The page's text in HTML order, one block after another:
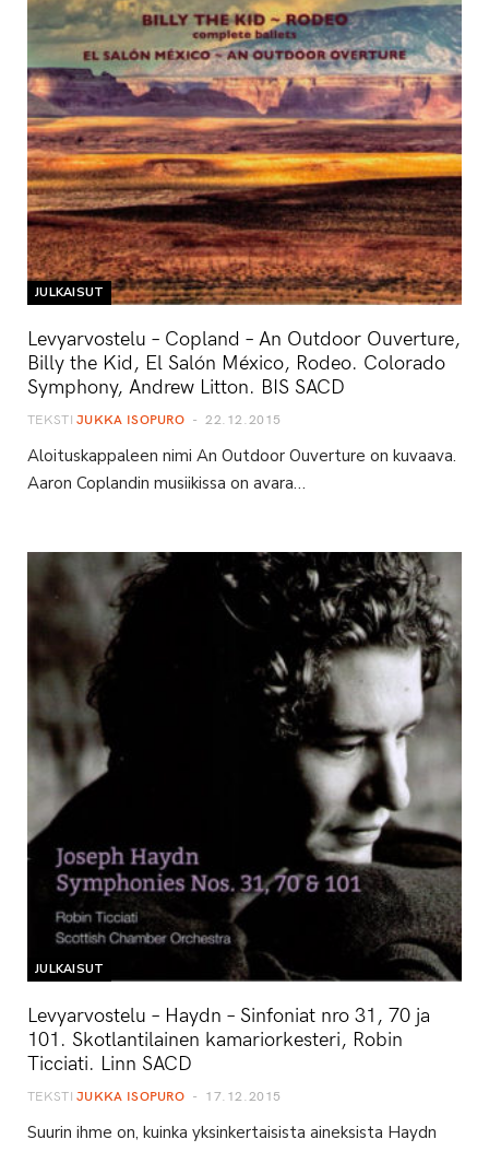
JULKAISUT
Levyarvostelu – Copland – An Outdoor Ouverture,
Billy the Kid, El Salón México, Rodeo. Colorado
Symphony, Andrew Litton. BIS SACD
TEKSTI JUKKA ISOPURO 22.12.2015
Aloituskappaleen nimi An Outdoor Ouverture on kuvaava.
Aaron Coplandin musiikissa on avara…
JULKAISUT
Levyarvostelu – Haydn – Sinfoniat nro 31, 70 ja
101. Skotlantilainen kamariorkesteri, Robin
Ticciati. Linn SACD
TEKSTI JUKKA ISOPURO 17.12.2015
Suurin ihme on, kuinka yksinkertaisista aineksista Haydn